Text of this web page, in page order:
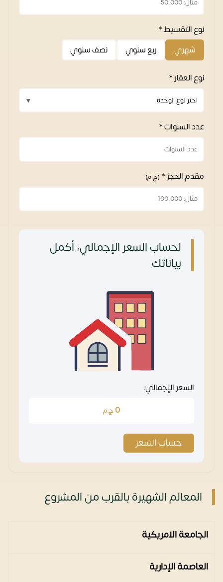
نوع التقسيط *
شهري
ربع سنوي نصف سنوي
نوع العقار *
عدد السنوات *
مقدم الحجز * (ج.م)
لحساب السعر الإجمالي، أكمل
بياناتك
السعر الإجمالي:
0 ج.م
حساب السعر
المعالم الشهيرة بالقرب من المشروع
الجامعة الامريكية
العاصمة الإدارية